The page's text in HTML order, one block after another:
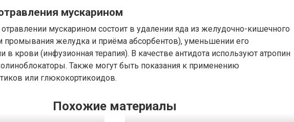
мускарином
мускарином состоит в удалении яда из желудочно-кишечного
промывания желудка и приёма абсорбентов), уменьшении его
в крови (инфузионная терапия). В качестве антидота используют атропин
Также могут быть показания к применению
или глюкокортикоидов.
Похожие материалы